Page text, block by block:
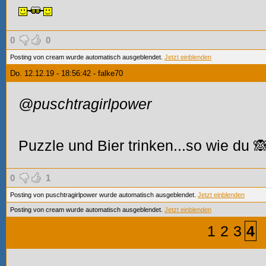
0 0
Posting von cream wurde automatisch ausgeblendet. Jetzt einblenden
Do. 12.12.19 - 18:56:42 - falke70
@puschtragirlpower
Puzzle und Bier trinken...so wie du
0 1
Posting von puschtragirlpower wurde automatisch ausgeblendet. Jetzt einblenden
Posting von cream wurde automatisch ausgeblendet. Jetzt einblenden
1 2 3 4